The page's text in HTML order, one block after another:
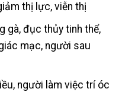
thị lực, viễn thị
gà, đục thủy tinh thể,
mạc, người sau
người làm việc trí óc